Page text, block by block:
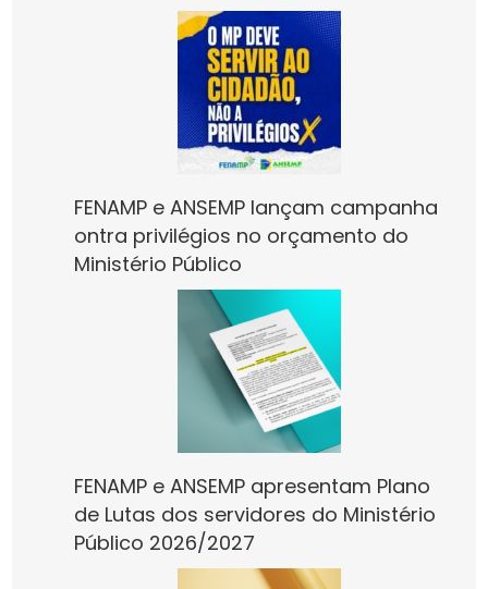
FENAMP e ANSEMP lançam campanha
ontra privilégios no orçamento do
Ministério Público
FENAMP e ANSEMP apresentam Plano
de Lutas dos servidores do Ministério
Público 2026/2027